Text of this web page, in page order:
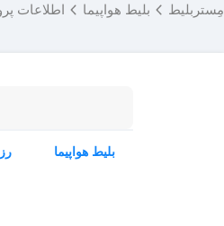
مِستربلیط بلیط هواپیما اطلاعات
بلیط هواپیما